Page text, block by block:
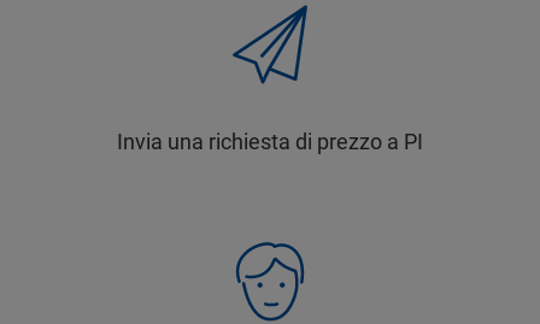
Invia una richiesta di prezzo a PI